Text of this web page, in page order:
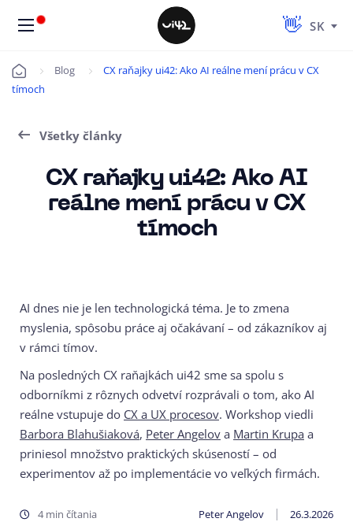
SK
Úvod Blog
CX raňajky ui42: Ako AI reálne mení prácu v CX
tímoch
Všetky články
CX raňajky ui42: Ako AI
reálne mení prácu v CX
tímoch
AI dnes nie je len technologická téma. Je to zmena
myslenia, spôsobu práce aj očakávaní – od zákazníkov aj
v rámci tímov.
Na posledných CX raňajkách ui42 sme sa spolu s
odborníkmi z rôznych odvetví rozprávali o tom, ako AI
reálne vstupuje do CX a UX procesov. Workshop viedli
Barbora Blahušiaková, Peter Angelov a Martin Krupa a
priniesol množstvo praktických skúseností – od
experimentov až po implementácie vo veľkých firmách.
4 min čítania Peter Angelov 26.3.2026